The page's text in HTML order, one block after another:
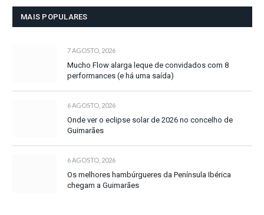
MAIS POPULARES
7 AGOSTO, 2026
Mucho Flow alarga leque de convidados com 8
performances (e há uma saída)
6 AGOSTO, 2026
Onde ver o eclipse solar de 2026 no concelho de
Guimarães
6 AGOSTO, 2026
Os melhores hambúrgueres da Península Ibérica
chegam a Guimarães